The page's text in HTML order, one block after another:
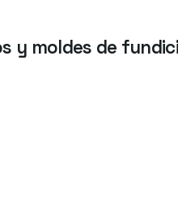
y moldes de